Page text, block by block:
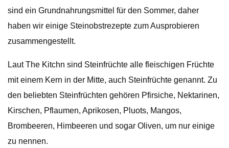
sind ein Grundnahrungsmittel für den Sommer, daher
haben wir einige Steinobstrezepte zum Ausprobieren
zusammengestellt.
Laut The Kitchn sind Steinfrüchte alle fleischigen Früchte
mit einem Kern in der Mitte, auch Steinfrüchte genannt. Zu
den beliebten Steinfrüchten gehören Pfirsiche, Nektarinen,
Kirschen, Pflaumen, Aprikosen, Pluots, Mangos,
Brombeeren, Himbeeren und sogar Oliven, um nur einige
zu nennen.